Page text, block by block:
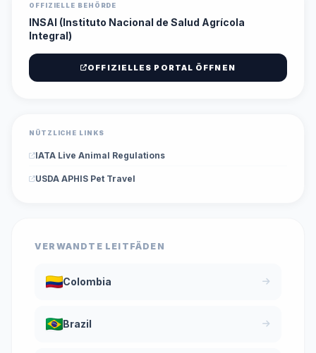
OFFIZIELLE BEHÖRDE
INSAI (Instituto Nacional de Salud Agrícola
Integral)
OFFIZIELLES PORTAL ÖFFNEN
NÜTZLICHE LINKS
IATA Live Animal Regulations
USDA APHIS Pet Travel
VERWANDTE LEITFÄDEN
Colombia
Brazil